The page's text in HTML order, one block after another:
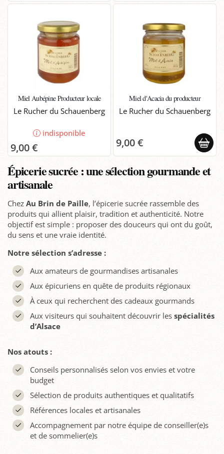
Miel Aubépine Producteur locale
Le Rucher du Schauenberg
indisponible
9,00 €
Miel d'Acacia du producteur
Le Rucher du Schauenberg
9,00 €
Épicerie sucrée : une sélection gourmande et
artisanale
Chez Au Brin de Paille, l’épicerie sucrée rassemble des
produits qui allient plaisir, tradition et authenticité. Notre
objectif est simple : proposer des douceurs qui ont du goût,
du sens et une vraie identité.
Notre sélection s’adresse :
Aux amateurs de gourmandises artisanales
Aux épicuriens en quête de produits régionaux
À ceux qui recherchent des cadeaux gourmands
Aux visiteurs qui souhaitent découvrir les spécialités
d’Alsace
Nos atouts :
Conseils personnalisés selon vos envies et votre
budget
Sélection de produits authentiques et qualitatifs
Références locales et artisanales
Accompagnement par notre équipe de conseiller(e)s
et de sommelier(e)s